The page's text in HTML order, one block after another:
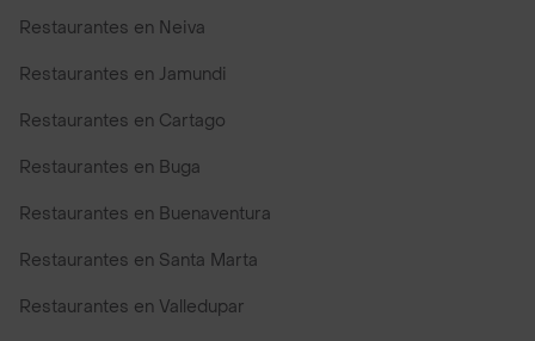
Restaurantes en Neiva
Restaurantes en Jamundi
Restaurantes en Cartago
Restaurantes en Buga
Restaurantes en Buenaventura
Restaurantes en Santa Marta
Restaurantes en Valledupar